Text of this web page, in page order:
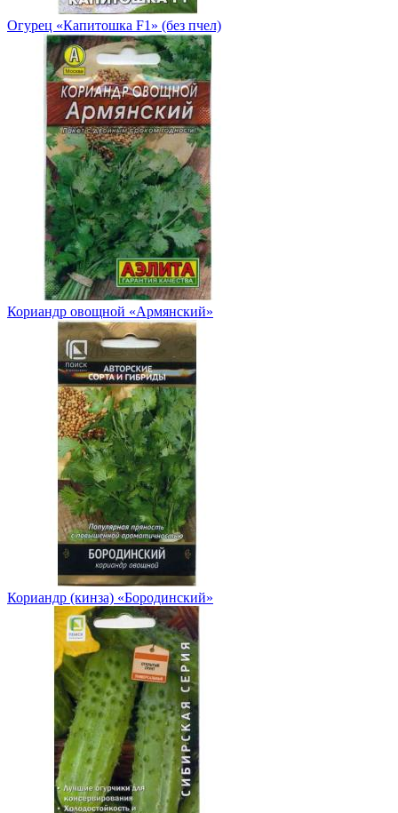
Огурец «Капитошка F1» (без пчел)
Кориандр овощной «Армянский»
Кориандр (кинза) «Бородинский»